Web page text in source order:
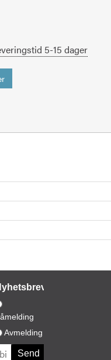
5-15 dager
Avmelding